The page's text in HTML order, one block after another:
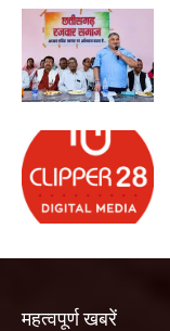
महत्वपूर्ण खबरें